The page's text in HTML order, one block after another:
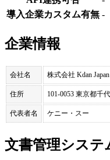
導入企業カスタム有無 -
企業情報
会社名 株式会社 Kdan Japan
住所 101-0053 東京都千
代表者名 ケニー・スー
文書管理システ